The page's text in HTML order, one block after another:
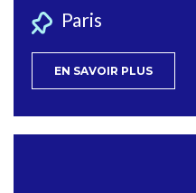
Paris
EN SAVOIR PLUS